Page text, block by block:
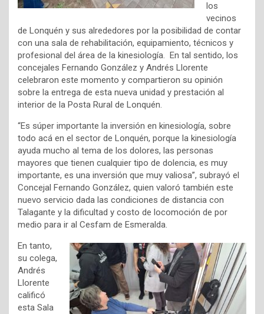
los
vecinos
de Lonquén y sus alrededores por la posibilidad de contar
con una sala de rehabilitación, equipamiento, técnicos y
profesional del área de la kinesiología. En tal sentido, los
concejales Fernando González y Andrés Llorente
celebraron este momento y compartieron su opinión
sobre la entrega de esta nueva unidad y prestación al
interior de la Posta Rural de Lonquén.
“Es súper importante la inversión en kinesiología, sobre
todo acá en el sector de Lonquén, porque la kinesiología
ayuda mucho al tema de los dolores, las personas
mayores que tienen cualquier tipo de dolencia, es muy
importante, es una inversión que muy valiosa”, subrayó el
Concejal Fernando González, quien valoró también este
nuevo servicio dada las condiciones de distancia con
Talagante y la dificultad y costo de locomoción de por
medio para ir al Cesfam de Esmeralda.
En tanto,
su colega,
Andrés
Llorente
calificó
esta Sala